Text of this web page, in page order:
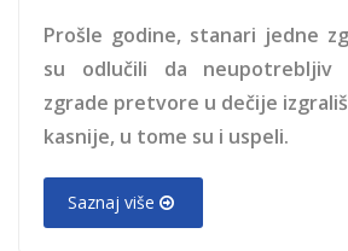
Prošle godine, stanari jedne
su odlučili da neupotrebljiv
zgrade pretvore u dečije
kasnije, u tome su i uspeli.
Saznaj više